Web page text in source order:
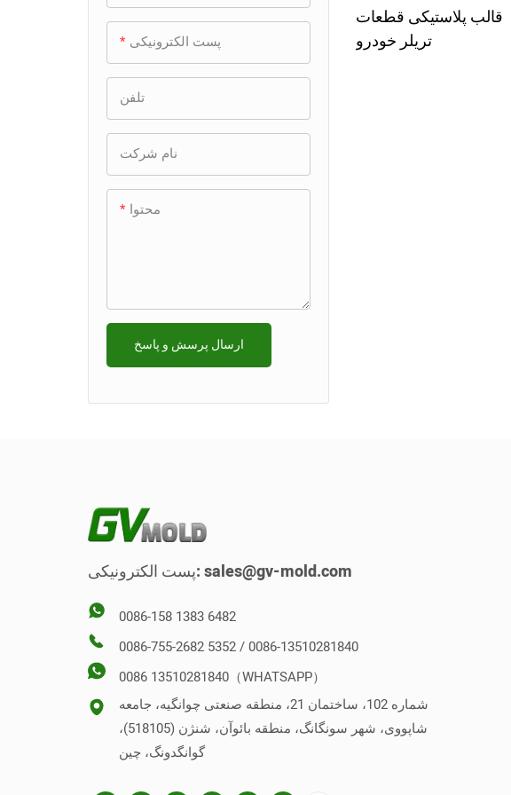
قالب جاروبرقی
قالب رفتگر
قالب کشوی یخچال
قالب قطعات روتر
قالب لوازم جانبی میکروفون
قالب محفظه دوربین
قالب محفظه پروژکتور
قالب پوسته موش
قالب چاپگر
قالب چاپگر 先不要
قالب دنده پلاستیکی
قالب رانش دریایی
قالب قطعه ماشین فروش
قالب اتصالات لوله
+ قالب تزریق خودرو
قالب پنل درب خودرو
قالب خودکار نور
قالب برف پاک کن
قالب آینه عقب خودرو
قالب تزئینی داخلی خودرو
قالب تزریق لوازم خانگی
قالب زباله گرد
قالب تزریق قهوه جوش
قالب تزریق کشو
قالب تزریق قطعات دوش
قالب صندلی توالت فرنگی
قالب دونده داغ
قالب 2K
قالب دقیق
قالب باز کردن
قالب پشته ای
قالب معکوس
پست الکترونیکی
تلفن
نام شرکت
محتوا
ارسال پرسش و پاسخ
قالب پلاستیکی قطعات
تریلر خودرو
پست الکترونیکی:sales@gv-mold.com
0086-158 1383 6482
0086-755-2682 5352 / 0086-13510281840
0086 13510281840（WHATSAPP）
شماره 102، ساختمان 21، منطقه صنعتی چوانگیه، جامعه
شاپووی، شهر سونگانگ، منطقه بائوآن، شنژن (518105)،
گوانگدونگ، چین